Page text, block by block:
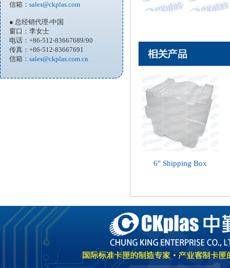
信箱： sales@ckplas.com
● 总经销代理-中国
窗口：李女士
电话：+86-512-83667689/90
传真：+86-512-83667691
信箱： sales@ckplas.com.cn
6" Shipping Box